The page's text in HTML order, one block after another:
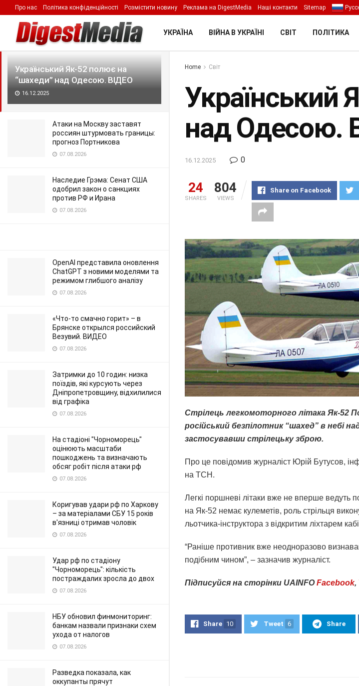
LATEST TRENDING Filter
Український Як-52 полює на
“шахеди” над Одесою. ВІДЕО
16.12.2025
Атаки на Москву заставят
россиян штурмовать границы:
прогноз Портникова
07.08.2026
Наследие Грэма: Сенат США
одобрил закон о санкциях
против РФ и Ирана
07.08.2026
OpenAI представила оновлення
ChatGPT з новими моделями та
режимом глибшого аналізу
07.08.2026
«Что-то смачно горит» – в
Брянске открылся российский
Везувий. ВИДЕО
07.08.2026
Затримки до 10 годин: низка
поїздів, які курсують через
Дніпропетровщину, відхилилися
від графіка
07.08.2026
На стадіоні "Чорноморець"
оцінюють масштаби
пошкоджень та визначають
обсяг робіт після атаки рф
07.08.2026
Коригував удари рф по Харкову
– за матеріалами СБУ 15 років
в'язниці отримав чоловік
07.08.2026
Удар рф по стадіону
"Чорноморець": кількість
постраждалих зросла до двох
07.08.2026
НБУ обновил финмониторинг:
банкам назвали признаки схем
ухода от налогов
07.08.2026
Разведка показала, как
оккупанты прячут
Про нас Політика конфіденційності Розмістити новину Реклама на DigestMedia Наші контакти Sitemap
УКРАЇНА ВІЙНА В УКРАЇНІ СВІТ ПОЛІТИКА
Home Світ
Український
над Одесою.
16.12.2025 0
24
SHARES
804
VIEWS
Share on Facebook
Стрілець легкомоторного літака Як-52
російський безпілотник “шахед” в небі
застосувавши стрілецьку зброю.
Про це повідомив журналіст Юрій Бутусов,
на ТСН.
Легкі поршневі літаки вже не вперше ведуть
на Як-52 немає кулеметів, роль стрільця
льотчика-інструктора з відкритим ліхтарем
“Раніше противник вже неодноразово
подібним чином”, – зазначив журналіст.
Підписуйся на сторінки UAINFOFacebook,
Share 10 Tweet 6 Share